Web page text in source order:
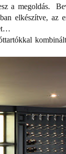
a megoldás.
elkészítve, az